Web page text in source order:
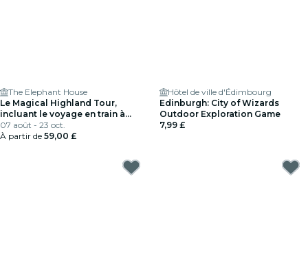
The Elephant House
Le Magical Highland Tour,
incluant le voyage en train à
vapeur Jacobite
07 août - 23 oct.
À partir de 59,00 £
Hôtel de ville d'Édimbourg
Edinburgh: City of Wizards
Outdoor Exploration Game
7,99 £